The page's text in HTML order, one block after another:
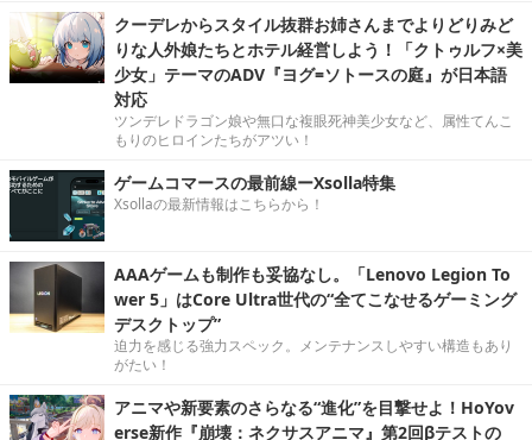
クーデレからスタイル抜群お姉さんまでよりどりみど
りな人外娘たちとホテル経営しよう！「クトゥルフ×美
少女」テーマのADV『ヨグ=ソトースの庭』が日本語
対応
ツンデレドラゴン娘や無口な複眼死神美少女など、属性てんこ
もりのヒロインたちがアツい！
ゲームコマースの最前線ーXsolla特集
Xsollaの最新情報はこちらから！
AAAゲームも制作も妥協なし。「Lenovo Legion To
wer 5」はCore Ultra世代の“全てこなせるゲーミング
デスクトップ”
迫力を感じる強力スペック。メンテナンスしやすい構造もあり
がたい！
アニマや新要素のさらなる“進化”を目撃せよ！HoYov
erse新作『崩壊：ネクサスアニマ』第2回βテストの